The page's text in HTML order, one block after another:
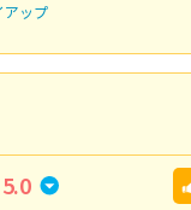
アップ
5.0